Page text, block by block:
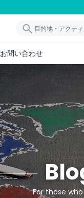
お問い合わせ
For those